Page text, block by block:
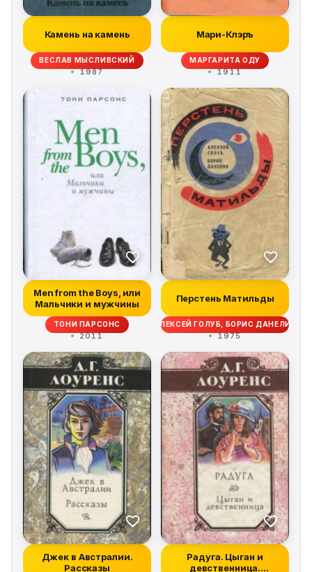
Камень на камень
ВЕСЛАВ МЫСЛИВСКИЙ
1987
Мари-Клэръ
МАРГАРИТА ОДУ
1911
Men from the Boys, или
Мальчики и мужчины
ТОНИ ПАРСОНС
2011
Перстень Матильды
АЛЕКСЕЙ ГОЛУБ, БОРИС ДАНЕЛИЯ
1975
Джек в Австралии.
Рассказы
Радуга. Цыган и
девственница.